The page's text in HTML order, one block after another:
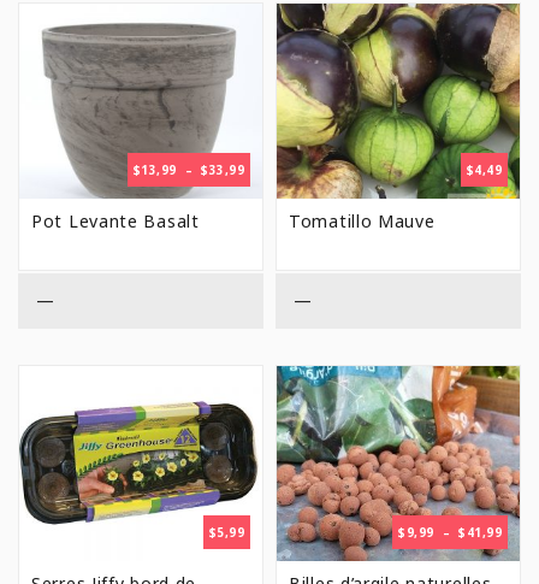
$13,99 – $33,99PLAGE
DE
Pot Levante Basalt
—
$4,49
Tomatillo Mauve
—
$5,99 $ 9,99 – $ 41,99
DE